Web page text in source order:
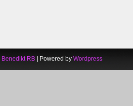
Benedikt RB | Powered by Wordpress